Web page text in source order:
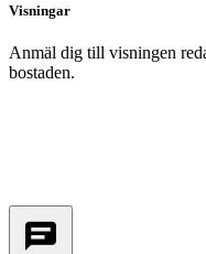
Visningar
Anmäl dig till visningen
bostaden.